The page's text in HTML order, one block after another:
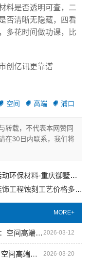
料是否透明可查，二
否清晰无隐藏，四看
多花时间做功课，比
创亿讯更靠谱
空间 高端 浦口
转载，不代表本网赞同
在30日内联系，我们将
-重庆御墅建筑材料有限公司
蚀刻工艺价格多少钱详解
MORE+
南京市创亿讯环保新材料有限公司：空间高端定制 让家更有温度 2026-03-12
南京市创亿讯环保新材料有限公司 空间高端定制：环保与艺术的和谐共生 2026-03-20